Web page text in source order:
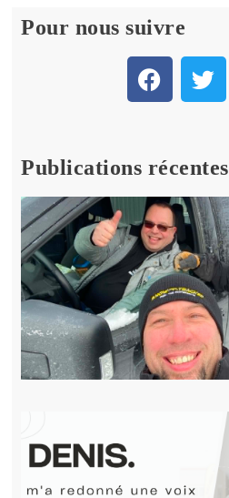
Pour nous suivre
Publications récentes